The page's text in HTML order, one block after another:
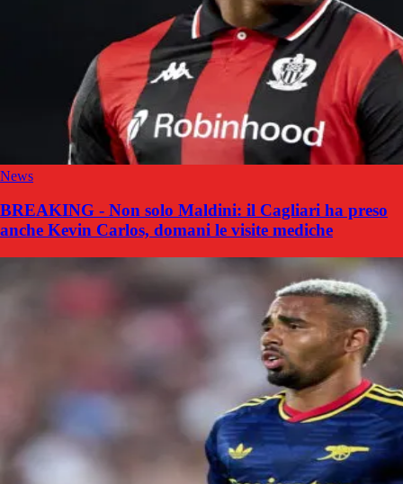
News
BREAKING - Non solo Maldini: il Cagliari ha preso
anche Kevin Carlos, domani le visite mediche